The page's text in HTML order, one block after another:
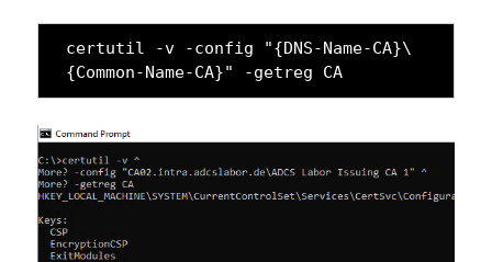
certutil -v -config "{DNS-Name-CA}\
{Common-Name-CA}" -getreg CA